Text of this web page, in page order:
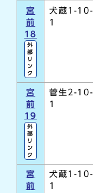
宮
前
18
外
部
リ
ン
ク
犬蔵1-10-
1
宮
前
19
外
部
リ
ン
ク
菅生2-10-
1
宮
前
犬蔵1-10-
1